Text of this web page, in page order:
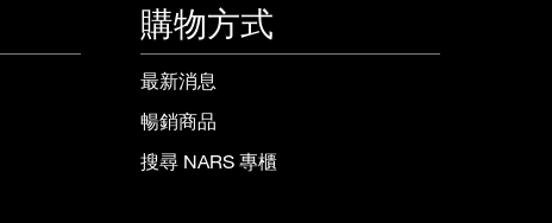
購物方式
最新消息
暢銷商品
搜尋 NARS 專櫃